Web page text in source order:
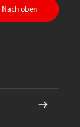
Nach oben